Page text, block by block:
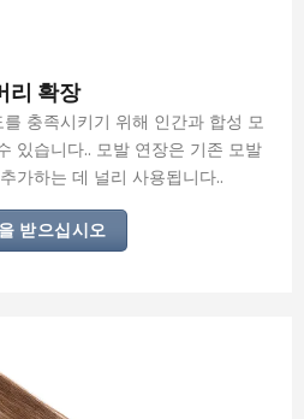
리 확장
충족시키기 위해 인간과 합성 모
있습니다.. 모발 연장은 기존 모발
가하는 데 널리 사용됩니다..
받으십시오